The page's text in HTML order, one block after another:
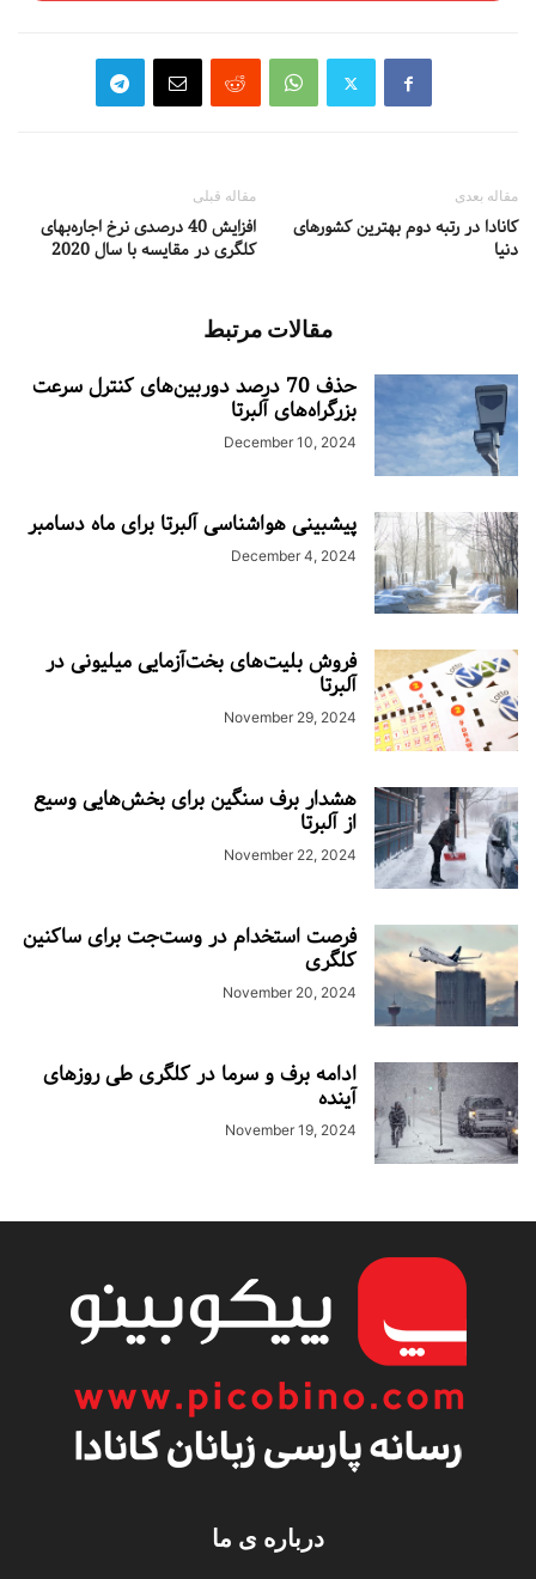
مقاله قبلی
افزایش 40 درصدی نرخ اجاره‌بهای
کلگری در مقایسه با سال 2020
مقاله بعدی
کانادا در رتبه دوم بهترین کشورهای
دنیا
مقالات مرتبط
حذف 70 درصد دوربین‌های کنترل سرعت
بزرگراه‌های آلبرتا
December 10, 2024
پیشبینی هواشناسی آلبرتا برای ماه دسامبر
December 4, 2024
فروش بلیت‌های بخت‌آزمایی میلیونی در
آلبرتا
November 29, 2024
هشدار برف سنگین برای بخش‌هایی وسیع
از آلبرتا
November 22, 2024
فرصت استخدام در وست‌جت برای ساکنین
کلگری
November 20, 2024
ادامه برف و سرما در کلگری طی روزهای
آینده
November 19, 2024
درباره ی ما